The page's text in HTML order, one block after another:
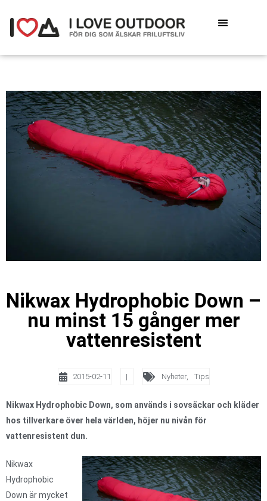
Nikwax Hydrophobic Down –
nu minst 15 gånger mer
vattenresistent
2015-02-11 | Nyheter, Tips
Nikwax Hydrophobic Down, som används i sovsäckar och kläder
hos tillverkare över hela världen, höjer nu nivån för
vattenresistent dun.
Nikwax
Hydrophobic
Down är mycket